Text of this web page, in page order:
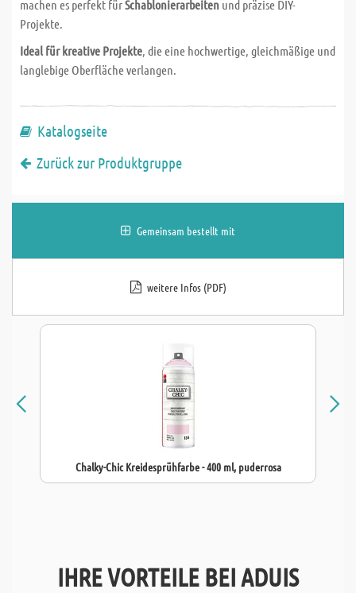
machen es perfekt fürSchablonierarbeiten und präzise DIY-
Projekte.
Ideal für kreative Projekte, die eine hochwertige, gleichmäßige und
langlebige Oberfläche verlangen.
Katalogseite
Zurück zur Produktgruppe
Gemeinsam bestellt mit
weitere Infos (PDF)
Chalky-Chic Kreidesprühfarbe - 400 ml, puderrosa
IHRE VORTEILE BEI ADUIS